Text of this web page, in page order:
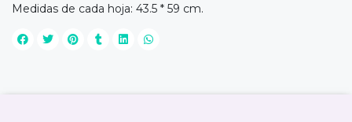
Medidas de cada hoja: 43.5 * 59 cm.